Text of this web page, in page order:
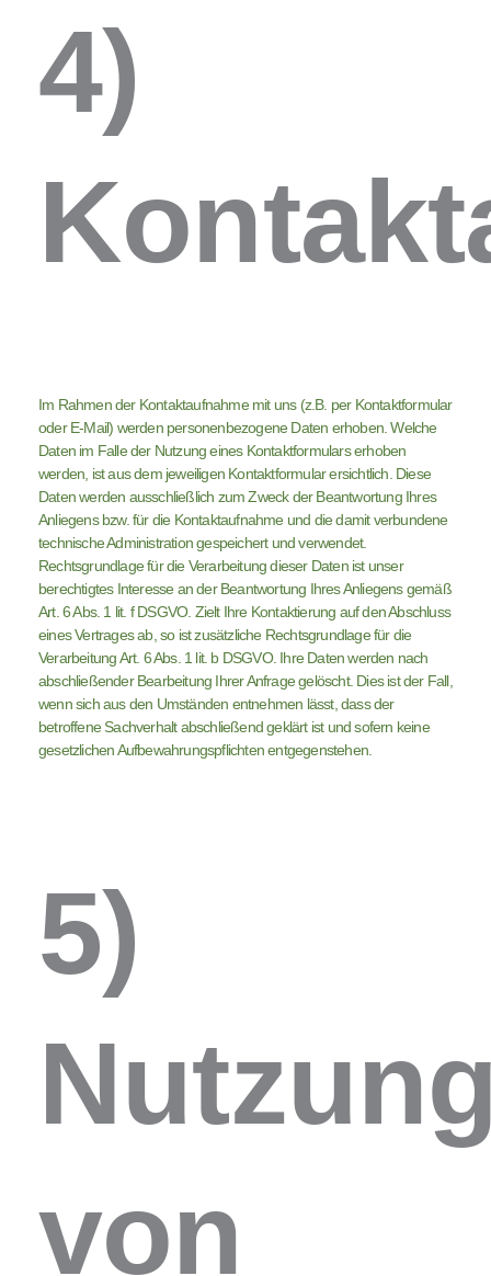
4)
Im Rahmen der Kontaktaufnahme mit uns (z.B. per Kontaktformular
oder E-Mail) werden personenbezogene Daten erhoben. Welche
Daten im Falle der Nutzung eines Kontaktformulars erhoben
werden, ist aus dem jeweiligen Kontaktformular ersichtlich. Diese
Daten werden ausschließlich zum Zweck der Beantwortung Ihres
Anliegens bzw. für die Kontaktaufnahme und die damit verbundene
technische Administration gespeichert und verwendet.
Rechtsgrundlage für die Verarbeitung dieser Daten ist unser
berechtigtes Interesse an der Beantwortung Ihres Anliegens gemäß
Art. 6 Abs. 1 lit. f DSGVO. Zielt Ihre Kontaktierung auf den Abschluss
eines Vertrages ab, so ist zusätzliche Rechtsgrundlage für die
Verarbeitung Art. 6 Abs. 1 lit. b DSGVO. Ihre Daten werden nach
abschließender Bearbeitung Ihrer Anfrage gelöscht. Dies ist der Fall,
wenn sich aus den Umständen entnehmen lässt, dass der
betroffene Sachverhalt abschließend geklärt ist und sofern keine
gesetzlichen Aufbewahrungspflichten entgegenstehen.
5)
von